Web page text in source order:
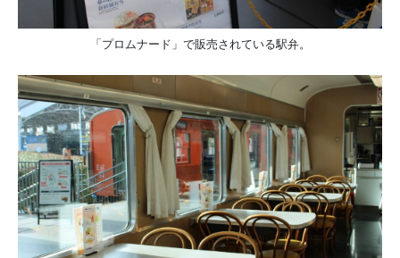
「プロムナード」で販売されている駅弁。